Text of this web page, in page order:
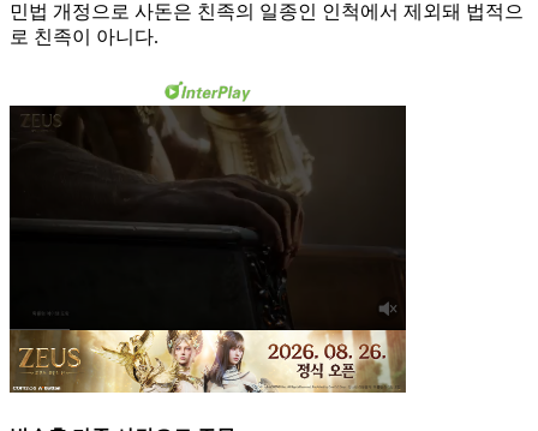
민법 개정으로 사돈은 친족의 일종인 인척에서 제외돼 법적으
로 친족이 아니다.